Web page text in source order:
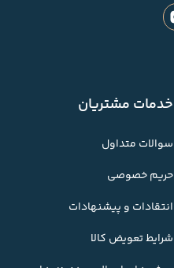
خدمات مشتریان
سوالات متداول
حریم خصوصی
انتقادات و پیشنهادات
شرایط تعویض کالا